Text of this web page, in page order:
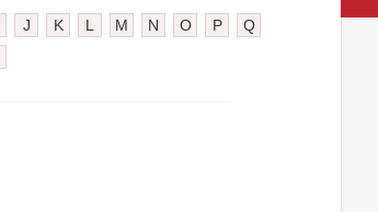
J K L M N O P
Q